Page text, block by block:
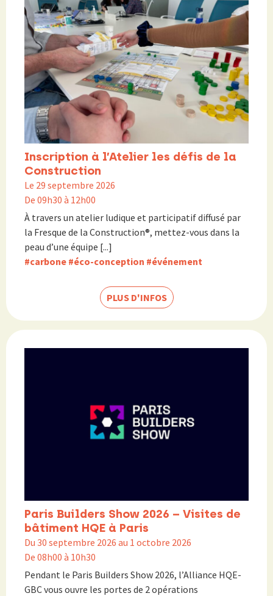
Inscription à l’Atelier les défis de la
Construction
Le 29 septembre 2026
De 09h30 à 12h00
À travers un atelier ludique et participatif diffusé par
la Fresque de la Construction®, mettez-vous dans la
peau d’une équipe [...]
#carbone #éco-conception #événement
PLUS D'INFOS
Paris Builders Show 2026 – Visites de
bâtiment HQE à Paris
Du 30 septembre 2026 au 1 octobre 2026
De 08h00 à 10h30
Pendant le Paris Builders Show 2026, l’Alliance HQE-
GBC vous ouvre les portes de 2 opérations